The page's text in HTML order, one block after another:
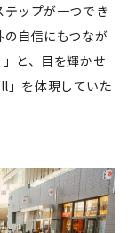
ップが一つでき
自信にもつなが
と、目を輝かせ
」を体現していた